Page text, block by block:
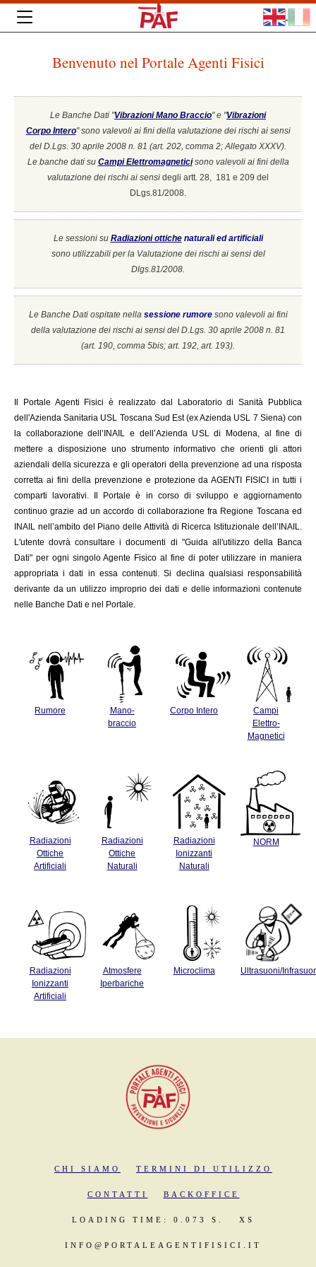
Benvenuto nel Portale Agenti Fisici
Le Banche Dati "Vibrazioni Mano Braccio" e "Vibrazioni
Corpo Intero"sono valevoli ai fini della valutazione dei rischi ai sensi
del D.Lgs. 30 aprile 2008 n. 81 (art. 202, comma 2; Allegato XXXV).
Le banche dati su Campi Elettromagneticisono valevoli ai fini della
valutazione dei rischi ai sensi degli artt. 28, 181 e 209 del
DLgs.81/2008.
Le sessioni su Radiazioni ottiche naturali ed artificiali
sono utilizzabili per la Valutazione dei rischi ai sensi del
Dlgs.81/2008.
Le Banche Dati ospitate nella sessione rumore sono valevoli ai fini
della valutazione dei rischi ai sensi del D.Lgs. 30 aprile 2008 n. 81
(art. 190, comma 5bis; art. 192, art. 193).
Portale Agenti Fisici è realizzato dal Laboratorio di Sanità Pubblica
dell'Azienda Sanitaria USL Toscana Sud Est (ex Azienda USL 7 Siena) con
la collaborazione dell’INAIL e dell’Azienda USL di Modena, al fine di
mettere a disposizione uno strumento informativo che orienti gli attori
aziendali della sicurezza e gli operatori della prevenzione ad una risposta
corretta ai fini della prevenzione e protezione da AGENTI FISICI in tutti i
comparti lavorativi. Il Portale è in corso di sviluppo e aggiornamento
continuo grazie ad un accordo di collaborazione fra Regione Toscana ed
INAIL nell’ambito del Piano delle Attività di Ricerca Istituzionale dell’INAIL.
L'utente dovrà consultare i documenti di "Guida all'utilizzo della Banca
Dati" per ogni singolo Agente Fisico al fine di poter utilizzare in maniera
appropriata i dati in essa contenuti. Si declina qualsiasi responsabilità
derivante da un utilizzo improprio dei dati e delle informazioni contenute
nelle Banche Dati e nel Portale.
Rumore
Mano-
braccio
Corpo Intero
Campi
Elettro-
Magnetici
Radiazioni
Ottiche
Artificiali
Radiazioni
Ottiche
Naturali
Radiazioni
Ionizzanti
Naturali
NORM
Radiazioni
Ionizzanti
Artificiali
Atmosfere
Iperbariche
Microclima Ultrasuoni/
CHI SIAMO TERMINI DI UTILIZZO
CONTATTI BACKOFFICE
LOADING TIME: 0.073 S. XS
INFO@PORTALEAGENTIFISICI.IT